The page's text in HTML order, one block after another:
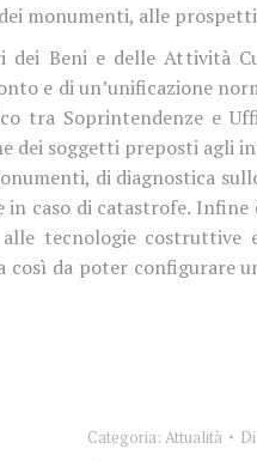
monumenti, alle
dei Beni e delle Attività
e di un’unificazione
tra Soprintendenze e
dei soggetti preposti
di diagnostica
in caso di catastrofe.
tecnologie
da poter configurare
Categoria: Attualità Di